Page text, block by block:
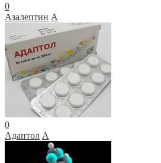
0
Азалептин А
0
Адаптол А